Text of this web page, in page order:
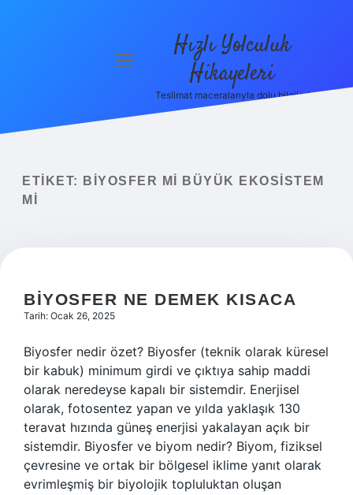
Yasal Uyarı
menüyü
Hızlı Yolculuk
Hikayeleri
Teslimat maceralarıyla dolu bilgiler!
ETIKET:
BIYOSFER MI BÜYÜK EKOSISTEM
MI
BIYOSFER NE DEMEK KISACA
Tarih: Ocak 26, 2025
Biyosfer nedir özet? Biyosfer (teknik olarak küresel
bir kabuk) minimum girdi ve çıktıya sahip maddi
olarak neredeyse kapalı bir sistemdir. Enerjisel
olarak, fotosentez yapan ve yılda yaklaşık 130
teravat hızında güneş enerjisi yakalayan açık bir
sistemdir. Biyosfer ve biyom nedir? Biyom, fiziksel
çevresine ve ortak bir bölgesel iklime yanıt olarak
evrimleşmiş bir biyolojik topluluktan oluşan